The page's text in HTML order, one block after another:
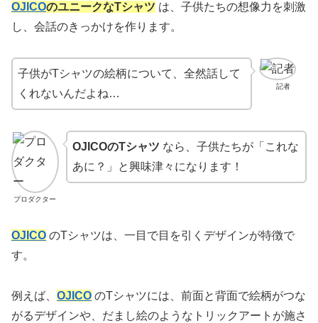
OJICOのユニークなTシャツ は、子供たちの想像力を刺激
し、会話のきっかけを作ります。
記者
子供がTシャツの絵柄について、全然話して
くれないんだよね…
プロダクター
OJICOのTシャツ なら、子供たちが「これな
あに？」と興味津々になります！
OJICO のTシャツは、一目で目を引くデザインが特徴で
す。
例えば、 OJICO のTシャツには、前面と背面で絵柄がつな
がるデザインや、だまし絵のようなトリックアートが施さ